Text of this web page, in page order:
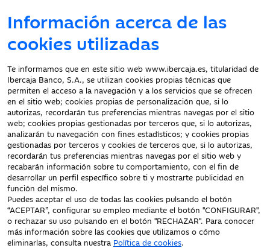
Información acerca de las
cookies utilizadas
Te informamos que en este sitio web www.ibercaja.es, titularidad de
Ibercaja Banco, S.A., se utilizan cookies propias técnicas que
permiten el acceso a la navegación y a los servicios que se ofrecen
en el sitio web; cookies propias de personalización que, si lo
autorizas, recordarán tus preferencias mientras navegas por el sitio
web; cookies propias gestionadas por terceros que, si lo autorizas,
analizarán tu navegación con fines estadísticos; y cookies propias
gestionadas por terceros y cookies de terceros que, si lo autorizas,
recordarán tus preferencias mientras navegas por el sitio web y
recabarán información sobre tu comportamiento, con el fin de
desarrollar un perfil específico sobre ti y mostrarte publicidad en
función del mismo.
Puedes aceptar el uso de todas las cookies pulsando el botón
“ACEPTAR”, configurar su empleo mediante el botón "CONFIGURAR",
o rechazar su uso pulsando en el botón "RECHAZAR". Para conocer
más información sobre las cookies que utilizamos o cómo
eliminarlas, consulta nuestra Política de cookies.
Atención al cliente
Documentación a clientes
Aviso Legal
Protección datos
personales
Tarifas y Cotizaciones
Tablón de Anuncios
Política de cookies
Declaración de
accesibilidad